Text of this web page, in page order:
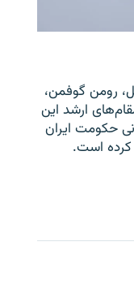
اسرائیل، رومن گوفمن،
ارشد این
حکومت ایران
کرده است.